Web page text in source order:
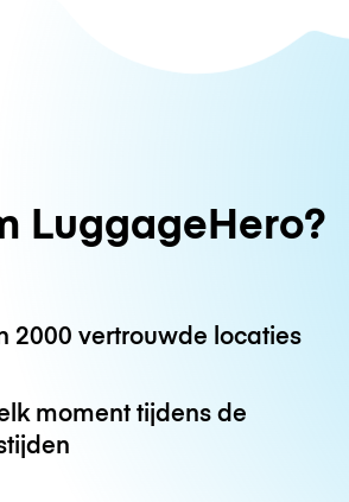
LuggageHero?
2000 vertrouwde locaties
moment tijdens de